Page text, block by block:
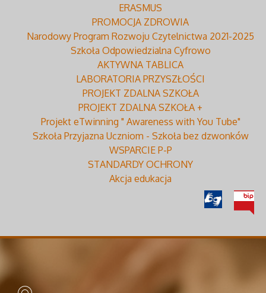
ERASMUS
PROMOCJA ZDROWIA
Narodowy Program Rozwoju Czytelnictwa 2021-2025
Szkoła Odpowiedzialna Cyfrowo
AKTYWNA TABLICA
LABORATORIA PRZYSZŁOŚCI
PROJEKT ZDALNA SZKOŁA
PROJEKT ZDALNA SZKOŁA +
Projekt eTwinning " Awareness with You Tube"
Szkoła Przyjazna Uczniom - Szkoła bez dzwonków
WSPARCIE P-P
STANDARDY OCHRONY
Akcja edukacja